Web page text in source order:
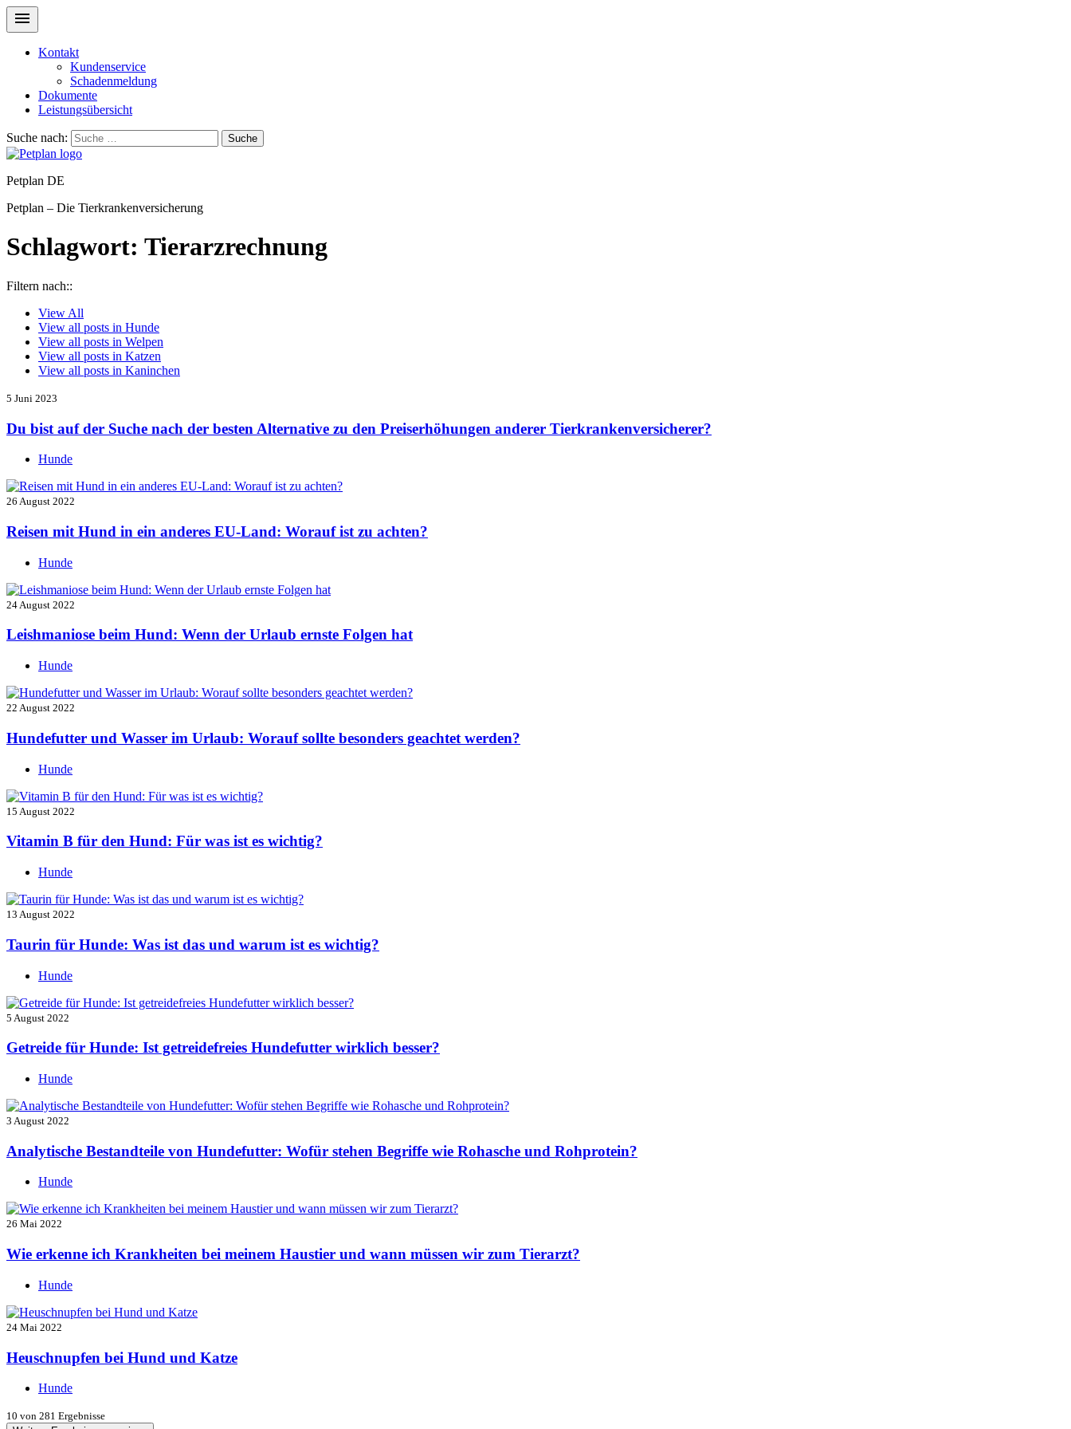
Kontakt
Kundenservice
Schadenmeldung
Dokumente
Leistungsübersicht
Suche nach: Suche
Petplan DE
Petplan – Die Tierkrankenversicherung
Schlagwort: Tierarzrechnung
Filtern nach::
View All
View all posts in Hunde
View all posts in Welpen
View all posts in Katzen
View all posts in Kaninchen
5 Juni 2023
Du bist auf der Suche nach der besten Alternative zu den Preiserhöhungen anderer Tierkrankenversicherer?
Hunde
26 August 2022
Reisen mit Hund in ein anderes EU-Land: Worauf ist zu achten?
Hunde
24 August 2022
Leishmaniose beim Hund: Wenn der Urlaub ernste Folgen hat
Hunde
22 August 2022
Hundefutter und Wasser im Urlaub: Worauf sollte besonders geachtet werden?
Hunde
15 August 2022
Vitamin B für den Hund: Für was ist es wichtig?
Hunde
13 August 2022
Taurin für Hunde: Was ist das und warum ist es wichtig?
Hunde
5 August 2022
Getreide für Hunde: Ist getreidefreies Hundefutter wirklich besser?
Hunde
3 August 2022
Analytische Bestandteile von Hundefutter: Wofür stehen Begriffe wie Rohasche und Rohprotein?
Hunde
26 Mai 2022
Wie erkenne ich Krankheiten bei meinem Haustier und wann müssen wir zum Tierarzt?
Hunde
24 Mai 2022
Heuschnupfen bei Hund und Katze
Hunde
10 von 281 Ergebnisse